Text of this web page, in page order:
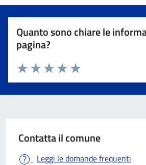
Quanto sono chiare le
pagina?
Valuta 5 stelle su 5
Valuta 4 stelle su 5
Valuta 3 stelle su 5
Valuta 2 stelle su 5
Valuta 1 stelle su 5
Contatta il comune
Leggi le domande frequenti